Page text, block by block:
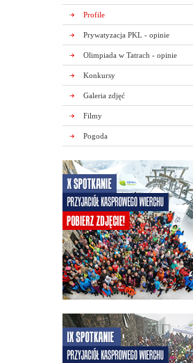
Profile
Prywatyzacja PKL - opinie
Olimpiada w Tatrach - opinie
Konkursy
Galeria zdjęć
Filmy
Pogoda